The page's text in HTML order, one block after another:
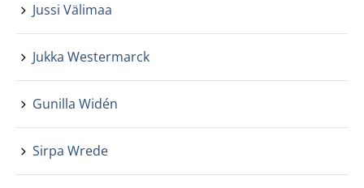
Jussi Välimaa
Jukka Westermarck
Gunilla Widén
Sirpa Wrede